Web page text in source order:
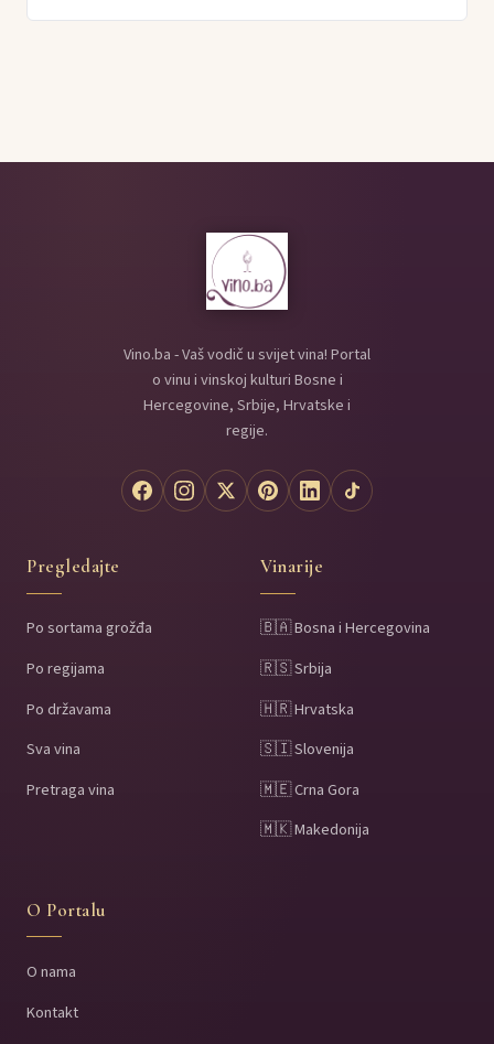
Vino.ba - Vaš vodič u svijet vina! Portal
o vinu i vinskoj kulturi Bosne i
Hercegovine, Srbije, Hrvatske i
regije.
Pregledajte
Po sortama grožđa
Po regijama
Po državama
Sva vina
Pretraga vina
Vinarije
🇧🇦 Bosna i Hercegovina
🇷🇸 Srbija
🇭🇷 Hrvatska
🇸🇮 Slovenija
🇲🇪 Crna Gora
🇲🇰 Makedonija
O Portalu
O nama
Kontakt